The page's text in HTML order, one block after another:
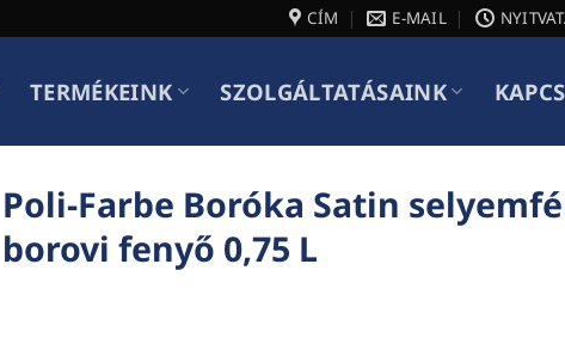
CÍM E-MAIL
TERMÉKEINK SZOLGÁLTATÁSAINK
Poli-Farbe Boróka Satin
borovi fenyő 0,75 L